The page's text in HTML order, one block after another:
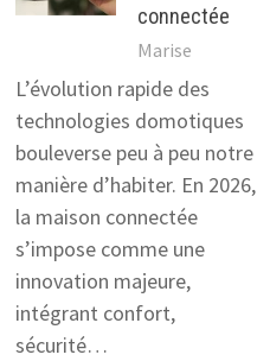
connectée
Marise
L’évolution rapide des
technologies domotiques
bouleverse peu à peu notre
manière d’habiter. En 2026,
la maison connectée
s’impose comme une
innovation majeure,
intégrant confort,
sécurité…